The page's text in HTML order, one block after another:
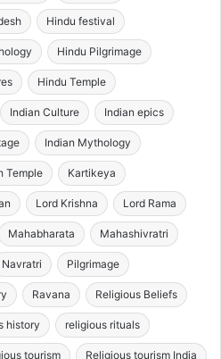
Hindu festival
Hindu Pilgrimage
Hindu Temple
Indian Culture Indian epics
Indian Mythology
Temple Kartikeya
Lord Krishna Lord Rama
Mahabharata Mahashivratri
Navratri Pilgrimage
Ravana Religious Beliefs
history religious rituals
tourism Religious tourism India